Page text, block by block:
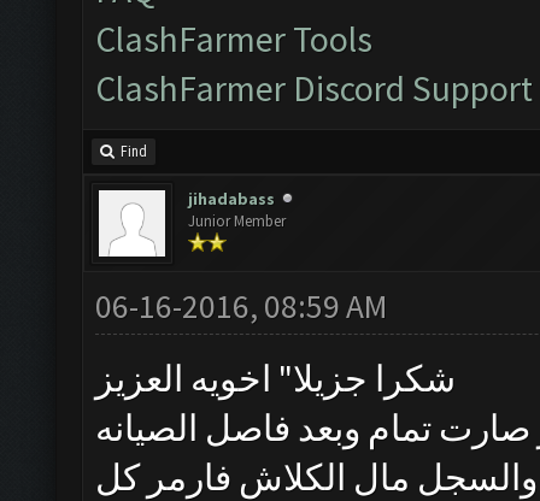
ClashFarmer Tools
ClashFarmer Discord Support
Find
jihadabass
Junior Member
06-16-2016, 08:59 AM
شكرا جزيلا" اخويه العزيز
صارت تمام وبعد فاصل الصيانه
مال الكلاش فارمر كل